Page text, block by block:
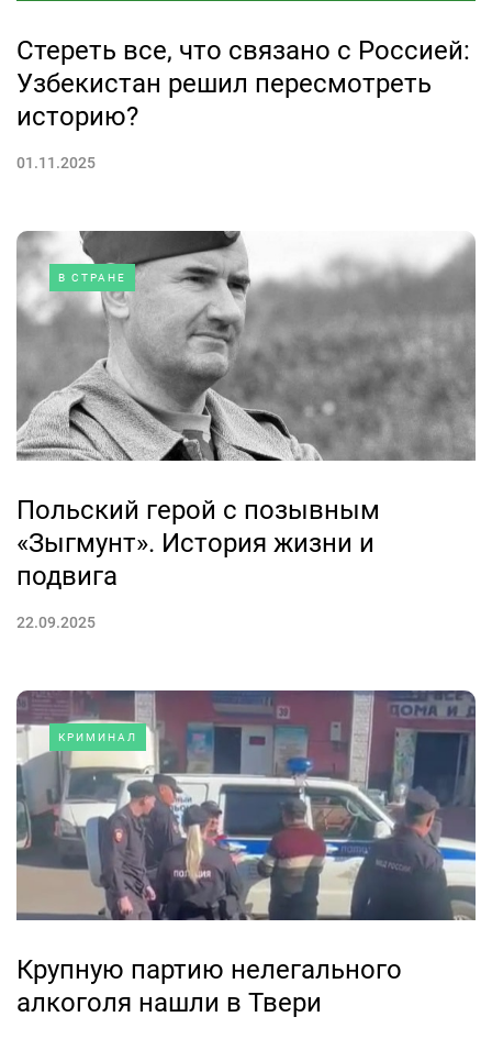
Стереть все, что связано с Россией:
Узбекистан решил пересмотреть
историю?
01.11.2025
В СТРАНЕ
Польский герой с позывным
«Зыгмунт». История жизни и
подвига
22.09.2025
КРИМИНАЛ
Крупную партию нелегального
алкоголя нашли в Твери